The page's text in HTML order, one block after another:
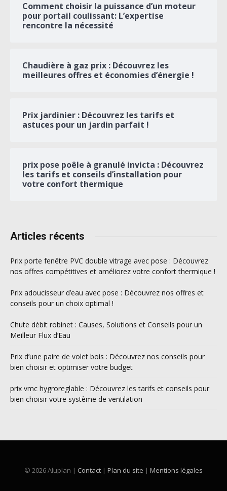
Comment choisir la puissance d’un moteur
pour portail coulissant: L’expertise
rencontre la nécessité
Chaudière à gaz prix : Découvrez les
meilleures offres et économies d’énergie !
Prix jardinier : Découvrez les tarifs et
astuces pour un jardin parfait !
prix pose poêle à granulé invicta : Découvrez
les tarifs et conseils d’installation pour
votre confort thermique
Articles récents
Prix porte fenêtre PVC double vitrage avec pose : Découvrez
nos offres compétitives et améliorez votre confort thermique !
Prix adoucisseur d’eau avec pose : Découvrez nos offres et
conseils pour un choix optimal !
Chute débit robinet : Causes, Solutions et Conseils pour un
Meilleur Flux d’Eau
Prix d’une paire de volet bois : Découvrez nos conseils pour
bien choisir et optimiser votre budget
prix vmc hygroreglable : Découvrez les tarifs et conseils pour
bien choisir votre système de ventilation
© 2026 Aluplan | Contact | Plan du site | Mentions légales